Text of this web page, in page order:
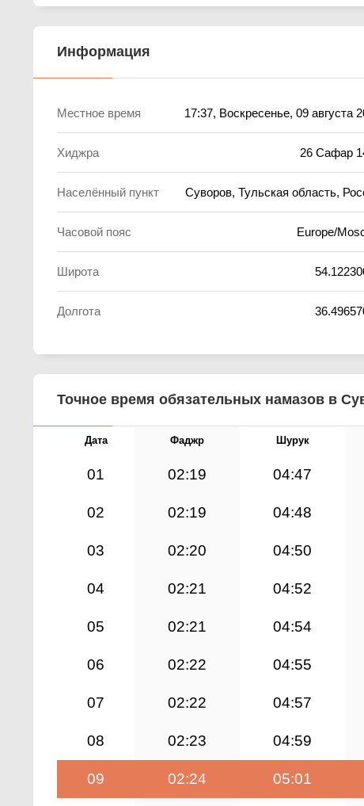
Информация
Местное время 17:37, Воскресенье, 09 августа
Хиджра 26 Сафар
Населённый пункт Суворов, Тульская область,
Часовой пояс Europe/
Широта
Долгота
Точное время обязательных намазов в
Дата Фаджр Шурук
01 02:19 04:47
02 02:19 04:48
03 02:20 04:50
04 02:21 04:52
05 02:21 04:54
06 02:22 04:55
07 02:22 04:57
08 02:23 04:59
09 02:24 05:01